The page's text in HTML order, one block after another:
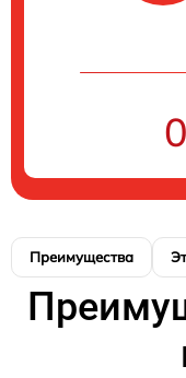
Преимущества